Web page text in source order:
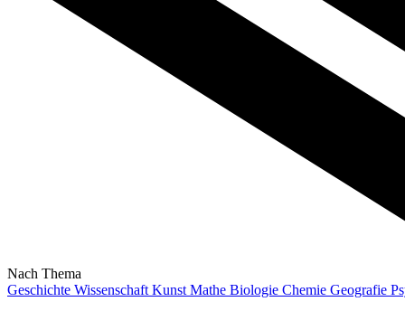
Nach Thema
Geschichte Wissenschaft Kunst Mathe Biologie Chemie Geografie